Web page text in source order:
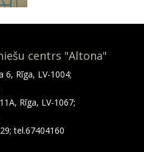
centrs "Altona"
6, Rīga, LV-1004;
Rīga, LV-1067;
tel.67404160